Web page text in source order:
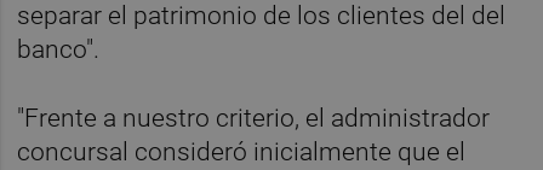
separar el patrimonio de los clientes del del
banco".
"Frente a nuestro criterio, el administrador
concursal consideró inicialmente que el